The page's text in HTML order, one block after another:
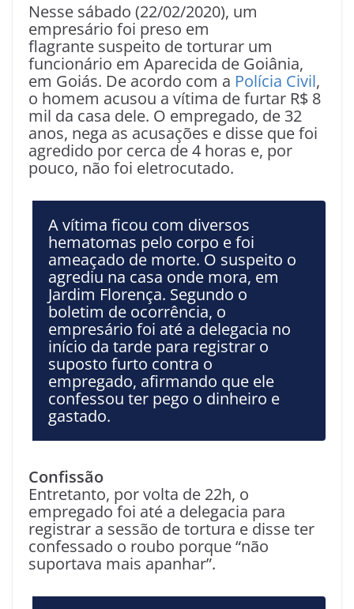
Nesse sábado (22/02/2020), um
empresário foi preso em
flagrante suspeito de torturar um
funcionário em Aparecida de Goiânia,
em Goiás. De acordo com a Polícia Civil,
o homem acusou a vítima de furtar R$ 8
mil da casa dele. O empregado, de 32
anos, nega as acusações e disse que foi
agredido por cerca de 4 horas e, por
pouco, não foi eletrocutado.
A vítima ficou com diversos
hematomas pelo corpo e foi
ameaçado de morte. O suspeito o
agrediu na casa onde mora, em
Jardim Florença. Segundo o
boletim de ocorrência, o
empresário foi até a delegacia no
início da tarde para registrar o
suposto furto contra o
empregado, afirmando que ele
confessou ter pego o dinheiro e
gastado.
Confissão
Entretanto, por volta de 22h, o
empregado foi até a delegacia para
registrar a sessão de tortura e disse ter
confessado o roubo porque “não
suportava mais apanhar”.